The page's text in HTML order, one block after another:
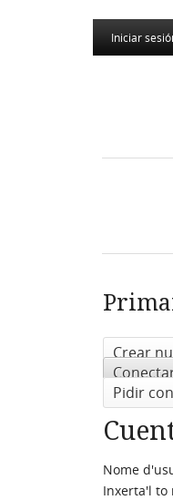
Iniciar
Crear
Pidir
Nome
Inxerta'l to